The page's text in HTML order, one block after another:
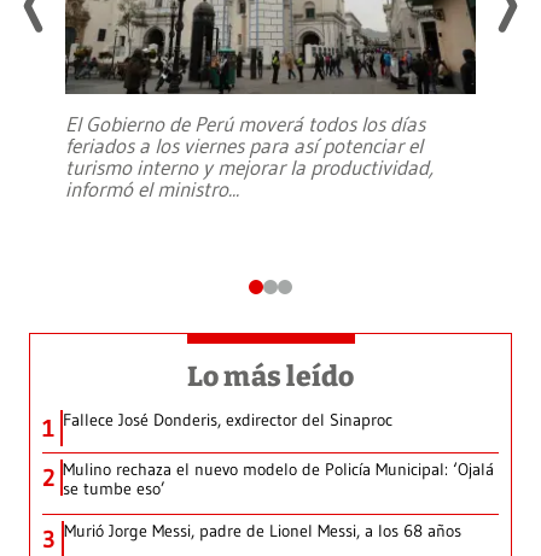
El Gobierno de Perú moverá todos los días
feriados a los viernes para así potenciar el
turismo interno y mejorar la productividad,
informó el ministro...
Lo más leído
1 Fallece José Donderis, exdirector del Sinaproc
2 Mulino rechaza el nuevo modelo de Policía Municipal: ‘Ojalá
se tumbe eso’
3 Murió Jorge Messi, padre de Lionel Messi, a los 68 años